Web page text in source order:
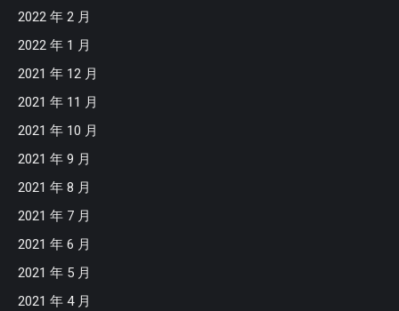
2022 年 2 月
2022 年 1 月
2021 年 12 月
2021 年 11 月
2021 年 10 月
2021 年 9 月
2021 年 8 月
2021 年 7 月
2021 年 6 月
2021 年 5 月
2021 年 4 月